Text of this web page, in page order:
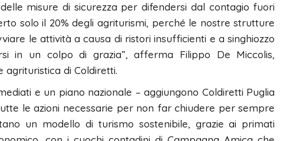
misure di sicurezza per difendersi dal contagio fuori
solo il 20% degli agriturismi, perché le nostre strutture
le attività a causa di ristori insufficienti e a singhiozzo
in un colpo di grazia”, afferma Filippo De Miccolis,
agrituristica di Coldiretti.
e un piano nazionale – aggiungono Coldiretti Puglia
le azioni necessarie per non far chiudere per sempre
un modello di turismo sostenibile, grazie ai primati